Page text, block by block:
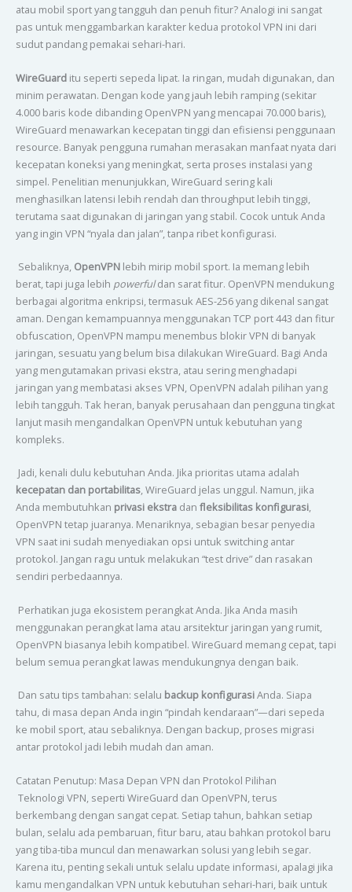
atau mobil sport yang tangguh dan penuh fitur? Analogi ini sangat
pas untuk menggambarkan karakter kedua protokol VPN ini dari
sudut pandang pemakai sehari-hari.
WireGuarditu seperti sepeda lipat. Ia ringan, mudah digunakan, dan
minim perawatan. Dengan kode yang jauh lebih ramping (sekitar
4.000 baris kode dibanding OpenVPN yang mencapai 70.000 baris),
WireGuard menawarkan kecepatan tinggi dan efisiensi penggunaan
resource. Banyak pengguna rumahan merasakan manfaat nyata dari
kecepatan koneksi yang meningkat, serta proses instalasi yang
simpel. Penelitian menunjukkan, WireGuard sering kali
menghasilkan latensi lebih rendah dan throughput lebih tinggi,
terutama saat digunakan di jaringan yang stabil. Cocok untuk Anda
yang ingin VPN “nyala dan jalan”, tanpa ribet konfigurasi.
Sebaliknya, OpenVPNlebih mirip mobil sport. Ia memang lebih
berat, tapi juga lebih powerfuldan sarat fitur. OpenVPN mendukung
berbagai algoritma enkripsi, termasuk AES-256 yang dikenal sangat
aman. Dengan kemampuannya menggunakan TCP port 443 dan fitur
obfuscation, OpenVPN mampu menembus blokir VPN di banyak
jaringan, sesuatu yang belum bisa dilakukan WireGuard. Bagi Anda
yang mengutamakan privasi ekstra, atau sering menghadapi
jaringan yang membatasi akses VPN, OpenVPN adalah pilihan yang
lebih tangguh. Tak heran, banyak perusahaan dan pengguna tingkat
lanjut masih mengandalkan OpenVPN untuk kebutuhan yang
kompleks.
Jadi, kenali dulu kebutuhan Anda. Jika prioritas utama adalah
kecepatan dan portabilitas, WireGuard jelas unggul. Namun, jika
Anda membutuhkan privasi ekstradan fleksibilitas konfigurasi,
OpenVPN tetap juaranya. Menariknya, sebagian besar penyedia
VPN saat ini sudah menyediakan opsi untuk switching antar
protokol. Jangan ragu untuk melakukan “test drive” dan rasakan
sendiri perbedaannya.
Perhatikan juga ekosistem perangkat Anda. Jika Anda masih
menggunakan perangkat lama atau arsitektur jaringan yang rumit,
OpenVPN biasanya lebih kompatibel. WireGuard memang cepat, tapi
belum semua perangkat lawas mendukungnya dengan baik.
Dan satu tips tambahan: selalu backup konfigurasiAnda. Siapa
tahu, di masa depan Anda ingin “pindah kendaraan”—dari sepeda
ke mobil sport, atau sebaliknya. Dengan backup, proses migrasi
antar protokol jadi lebih mudah dan aman.
Catatan Penutup: Masa Depan VPN dan Protokol Pilihan
Teknologi VPN, seperti WireGuard dan OpenVPN, terus
berkembang dengan sangat cepat. Setiap tahun, bahkan setiap
bulan, selalu ada pembaruan, fitur baru, atau bahkan protokol baru
yang tiba-tiba muncul dan menawarkan solusi yang lebih segar.
Karena itu, penting sekali untuk selalu update informasi, apalagi jika
kamu mengandalkan VPN untuk kebutuhan sehari-hari, baik untuk